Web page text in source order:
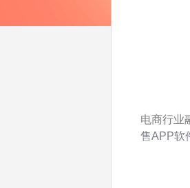
电商行业
售APP软